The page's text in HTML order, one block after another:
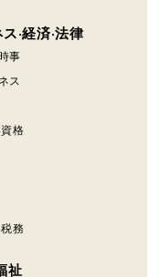
·経済·法律
事
ス
格
務
祉